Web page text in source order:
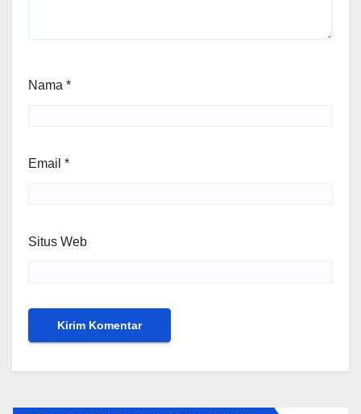
Nama *
Email *
Situs Web